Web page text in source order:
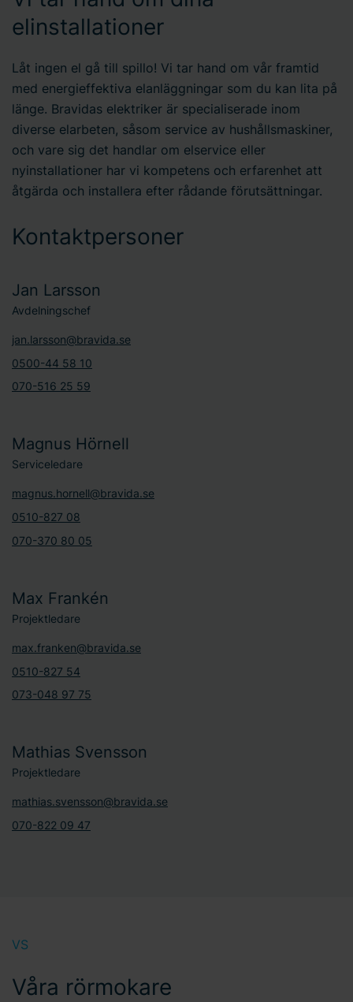
elinstallationer
Låt ingen el gå till spillo! Vi tar hand om vår framtid
med energieffektiva elanläggningar som du kan lita på
länge. Bravidas elektriker är specialiserade inom
diverse elarbeten, såsom service av hushållsmaskiner,
och vare sig det handlar om elservice eller
nyinstallationer har vi kompetens och erfarenhet att
åtgärda och installera efter rådande förutsättningar.
Kontaktpersoner
Jan Larsson
Avdelningschef
jan.larsson@bravida.se
0500-44 58 10
070-516 25 59
Magnus Hörnell
Serviceledare
magnus.hornell@bravida.se
0510-827 08
070-370 80 05
Max Frankén
Projektledare
max.franken@bravida.se
0510-827 54
073-048 97 75
Mathias Svensson
Projektledare
mathias.svensson@bravida.se
070-822 09 47
VS
Våra rörmokare